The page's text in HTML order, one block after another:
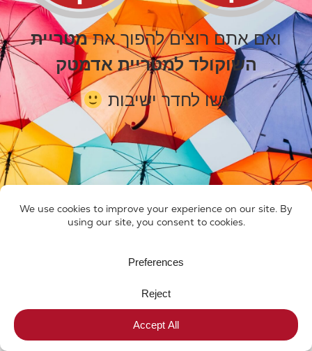
ואם אתם רוצים להפוך אתמטריית
השוקולד למטריית אדמטק
גשו לחדר ישיבות